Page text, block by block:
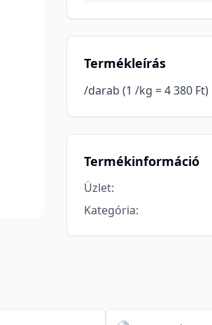
Termékleírás
/darab (1 /kg = 4 380 Ft)
Termékinformáció
Üzlet:
Kategória: